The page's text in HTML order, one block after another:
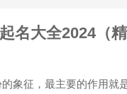
名大全2024（精
征，最主要的作用就